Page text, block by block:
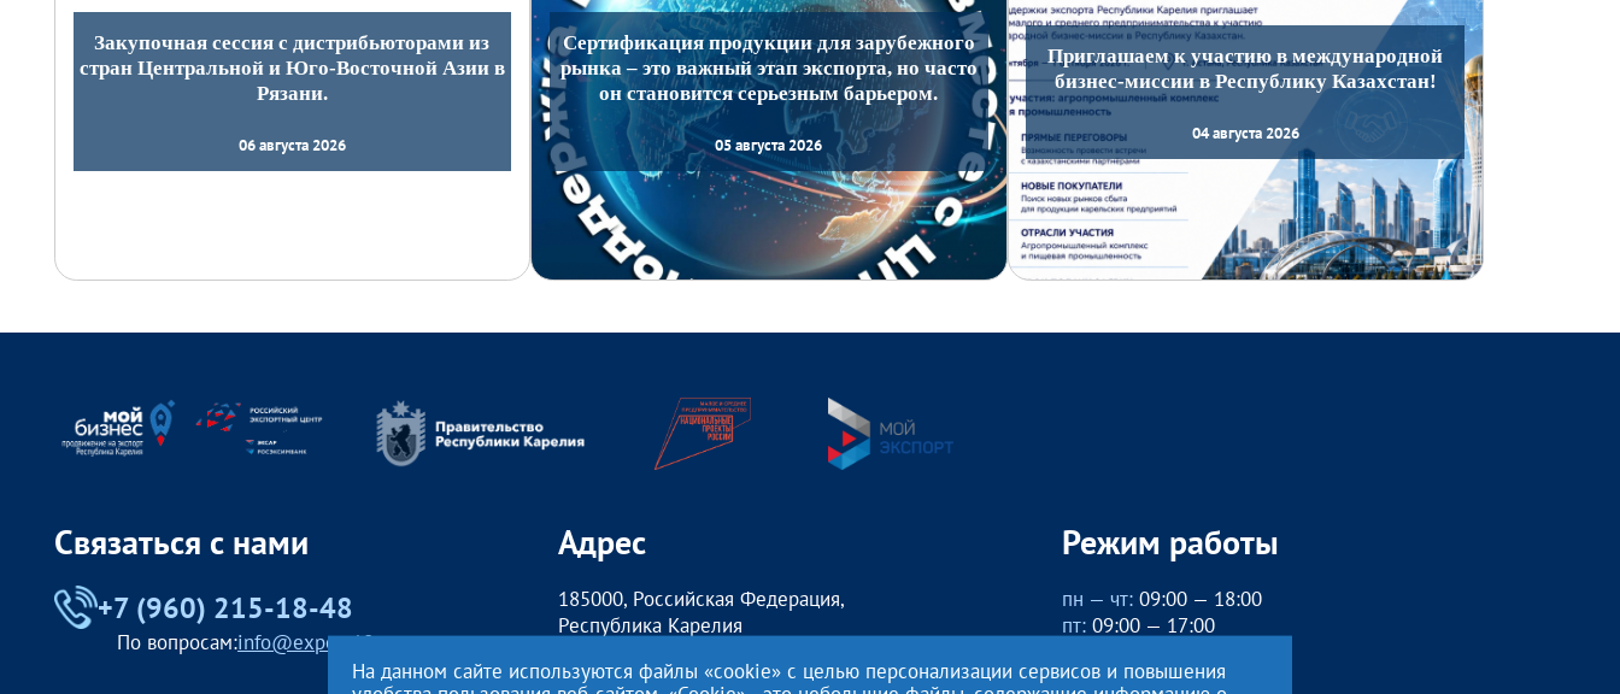
Закупочная сессия с дистрибьюторами из
стран Центральной и Юго-Восточной Азии в
Рязани.
06 августа 2026
Сертификация продукции для зарубежного
рынка – это важный этап экспорта, но часто
он становится серьезным барьером.
05 августа 2026
Приглашаем к участию в международной
бизнес-миссии в Республику Казахстан!
04 августа 2026
Связаться с нами
+7 (960) 215-18-48
По вопросам:info@export10.ru
Адрес
185000, Российская Федерация,
Республика Карелия
наб. Гюллинга, 11 / 2 этаж, офис 2
Режим работы
пн — чт: 09:00 — 18:00
пт: 09:00 — 17:00
сб, вс— выходные
На данном сайте используются файлы «cookie» с целью персонализации сервисов и повышения